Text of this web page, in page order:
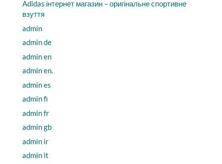
Adidas інтернет магазин – оригінальне спортивне
взуття
admin
admin de
admin en
admin en.
admin es
admin fi
admin fr
admin gb
admin ir
admin it